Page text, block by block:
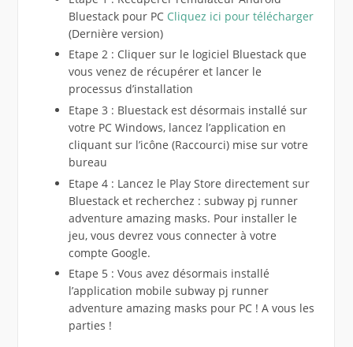
Bluestack pour PC Cliquez ici pour télécharger
(Dernière version)
Etape 2 : Cliquer sur le logiciel Bluestack que
vous venez de récupérer et lancer le
processus d’installation
Etape 3 : Bluestack est désormais installé sur
votre PC Windows, lancez l’application en
cliquant sur l’icône (Raccourci) mise sur votre
bureau
Etape 4 : Lancez le Play Store directement sur
Bluestack et recherchez : subway pj runner
adventure amazing masks. Pour installer le
jeu, vous devrez vous connecter à votre
compte Google.
Etape 5 : Vous avez désormais installé
l’application mobile subway pj runner
adventure amazing masks pour PC ! A vous les
parties !